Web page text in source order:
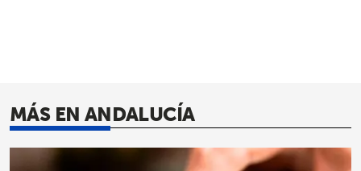
MÁS EN ANDALUCÍA